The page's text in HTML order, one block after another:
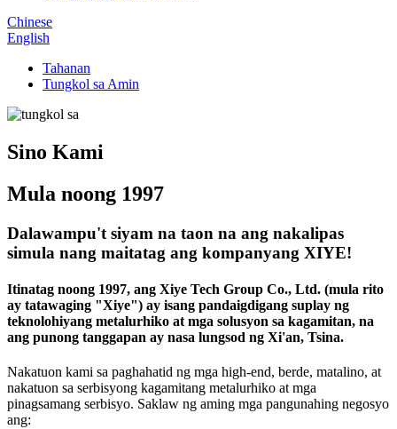
Chinese
English
Tahanan
Tungkol sa Amin
Sino Kami
Mula noong 1997
Dalawampu't siyam na taon na ang nakalipas
simula nang maitatag ang kompanyang XIYE!
Itinatag noong 1997, ang Xiye Tech Group Co., Ltd. (mula rito
ay tatawaging "Xiye") ay isang pandaigdigang suplay ng
teknolohiyang metalurhiko at mga solusyon sa kagamitan, na
ang punong tanggapan ay nasa lungsod ng Xi'an, Tsina.
Nakatuon kami sa paghahatid ng mga high-end, berde, matalino, at
nakatuon sa serbisyong kagamitang metalurhiko at mga
pinagsamang serbisyo. Saklaw ng aming mga pangunahing negosyo
ang: